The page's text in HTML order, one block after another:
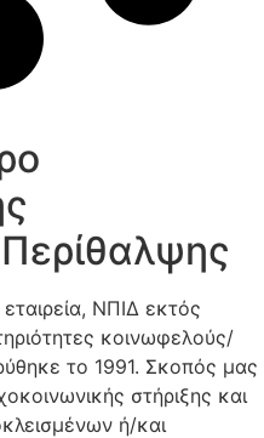
ΝΠΙΔ εκτός
κοινωφελούς/
το 1991. Σκοπός μας
στήριξης και
ή/και